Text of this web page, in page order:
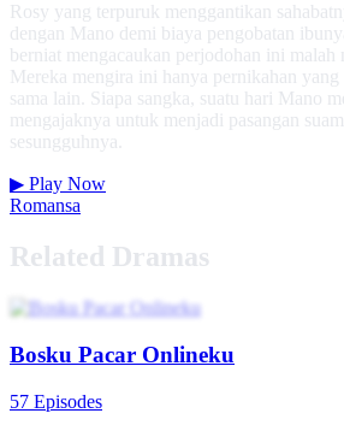
Rosy yang terpuruk menggantikan
dengan Mano demi biaya pengobatan
berniat mengacaukan perjodohan ini malah
Mereka mengira ini hanya pernikahan yang
sama lain. Siapa sangka, suatu hari Mano
mengajaknya untuk menjadi pasangan
sesungguhnya.
▶ Play Now
Romansa
Related Dramas
Bosku Pacar Onlineku
57 Episodes